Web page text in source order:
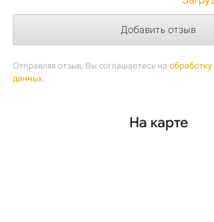
Отправляя отзыв, Вы соглашаетесь на
данных.
На карте